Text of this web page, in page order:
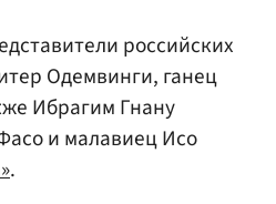
российских
Одемвинги, ганец
Ибрагим Гнану
и малавиец Исо
.